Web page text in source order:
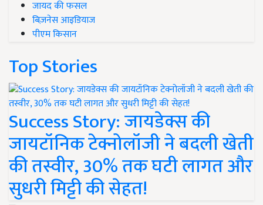
जायद की फसल
बिज़नेस आइडियाज
पीएम किसान
Top Stories
Success Story: जायडेक्स की
जायटॉनिक टेक्नोलॉजी ने बदली खेती
की तस्वीर, 30% तक घटी लागत और
सुधरी मिट्टी की सेहत!